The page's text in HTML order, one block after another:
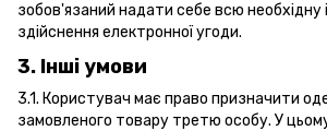
зобов'язаний надати себе всю необхідну
здійснення електронної угоди.
3. Інші умови
3.1. Користувач має право призначити
замовленого товару третю особу. У